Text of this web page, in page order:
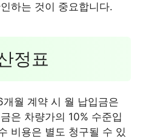
하는 것이 중요합니다.
정표
월 계약 시 월 납입금은
은 차량가의 10% 수준입
비용은 별도 청구될 수 있